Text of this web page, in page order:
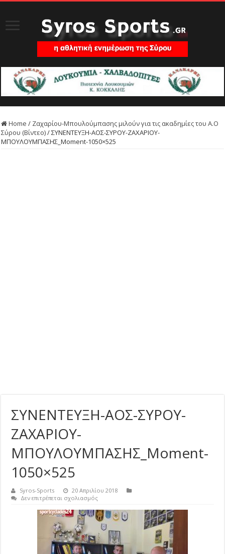
Home / Ζαχαρίου-Μπουλούμπασης μιλούν για τις ακαδημίες του Α.Ο
Σύρου (Βίντεο)/ΣΥΝΕΝΤΕΥΞΗ-ΑΟΣ-ΣΥΡΟΥ-ΖΑΧΑΡΙΟΥ-
ΜΠΟΥΛΟΥΜΠΑΣΗΣ_Moment-1050×525
ΣΥΝΕΝΤΕΥΞΗ-ΑΟΣ-ΣΥΡΟΥ-
ΖΑΧΑΡΙΟΥ-
ΜΠΟΥΛΟΥΜΠΑΣΗΣ_Moment-
1050×525
Syros-Sports
20 Απριλίου 2018
Δεν επιτρέπεται σχολιασμόςστο
ΑΟΣ-
ΣΥΡΟΥ-
ΖΑΧΑΡΙΟΥ-
ΜΠΟΥΛΟΥΜΠΑΣΗΣ_Moment-
1050×525